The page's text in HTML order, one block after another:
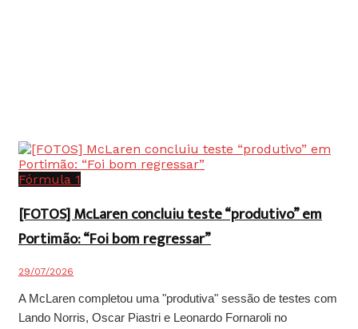
Fórmula 1
[FOTOS] McLaren concluiu teste “produtivo” em
Portimão: “Foi bom regressar”
29/07/2026
A McLaren completou uma "produtiva" sessão de testes com
Lando Norris, Oscar Piastri e Leonardo Fornaroli no